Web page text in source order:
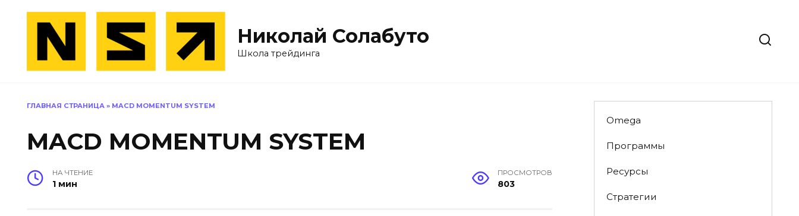
содержанию
Николай Солабуто
Школа трейдинга
ГЛАВНАЯ СТРАНИЦА » MACD MOMENTUM SYSTEM
MACD MOMENTUM SYSTEM
НА ЧТЕНИЕ
1 мин
ПРОСМОТРОВ
803
Omega
Программы
Ресурсы
Стратегии